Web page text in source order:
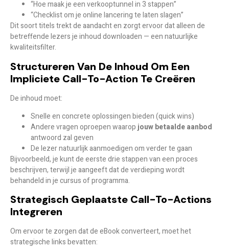
“Hoe maak je een verkooptunnel in 3 stappen”
“Checklist om je online lancering te laten slagen”
Dit soort titels trekt de aandacht en zorgt ervoor dat alleen de
betreffende lezers je inhoud downloaden — een natuurlijke
kwaliteitsfilter.
Structureren Van De Inhoud Om Een
Impliciete Call-To-Action Te Creëren
De inhoud moet:
Snelle en concrete oplossingen bieden (quick wins)
Andere vragen oproepen waarop jouw betaalde aanbod
antwoord zal geven
De lezer natuurlijk aanmoedigen om verder te gaan
Bijvoorbeeld, je kunt de eerste drie stappen van een proces
beschrijven, terwijl je aangeeft dat de verdieping wordt
behandeld in je cursus of programma.
Strategisch Geplaatste Call-To-Actions
Integreren
Om ervoor te zorgen dat de eBook converteert, moet het
strategische linksbevatten: